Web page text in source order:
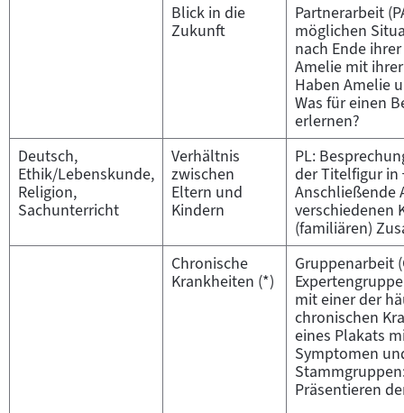
Blick in die
Zukunft
Partnerarbeit
möglichen
nach Ende
Amelie mit
Haben Amelie
Was für einen
erlernen?
Deutsch,
Ethik/Lebenskunde,
Religion,
Sachunterricht
Verhältnis
zwischen
Eltern und
Kindern
PL:
der Titelfigur in
Anschließende
verschiedenen
(familiären)
Chronische
Krankheiten (*)
Gruppenarbeit
mit einer der
chronischen
eines Plakats
Symptomen
Präsentieren